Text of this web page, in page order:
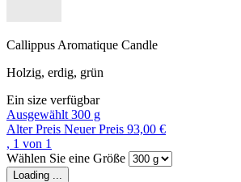
Callippus Aromatique Candle
Holzig, erdig, grün
Ein size verfügbar
Ausgewählt 300 g
Alter Preis Neuer Preis 93,00 €
, 1 von 1
Wählen Sie eine Größe
Loading ...